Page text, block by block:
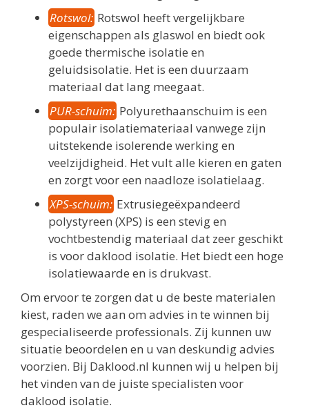
Rotswol: Rotswol heeft vergelijkbare
eigenschappen als glaswol en biedt ook
goede thermische isolatie en
geluidsisolatie. Het is een duurzaam
materiaal dat lang meegaat.
PUR-schuim: Polyurethaanschuim is een
populair isolatiemateriaal vanwege zijn
uitstekende isolerende werking en
veelzijdigheid. Het vult alle kieren en gaten
en zorgt voor een naadloze isolatielaag.
XPS-schuim: Extrusiegeëxpandeerd
polystyreen (XPS) is een stevig en
vochtbestendig materiaal dat zeer geschikt
is voor daklood isolatie. Het biedt een hoge
isolatiewaarde en is drukvast.
Om ervoor te zorgen dat u de beste materialen
kiest, raden we aan om advies in te winnen bij
gespecialiseerde professionals. Zij kunnen uw
situatie beoordelen en u van deskundig advies
voorzien. Bij Daklood.nl kunnen wij u helpen bij
het vinden van de juiste specialisten voor
daklood isolatie.